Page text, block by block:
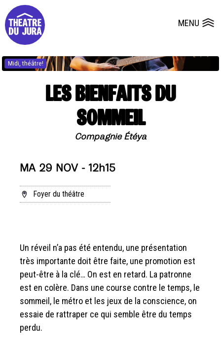
MENU
Presse
Salles
Dépôts de dossiers
Midi, théâtre!
LES BIENFAITS DU
SOMMEIL
Compagnie Étéya
Un réveil n’a pas été entendu, une présentation
très importante doit être faite, une promotion est
peut-être à la clé… On est en retard. La patronne
est en colère. Dans une course contre le temps, le
sommeil, le métro et les jeux de la conscience, on
essaie de rattraper ce qui semble être du temps
perdu.
MA 29 NOV - 12h15
Foyer du théâtre